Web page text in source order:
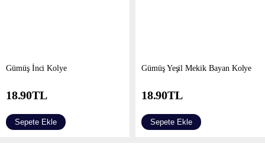
Gümüş İnci Kolye
18.90TL
Sepete Ekle
Gümüş Yeşil Mekik Bayan Kolye
18.90TL
Sepete Ekle